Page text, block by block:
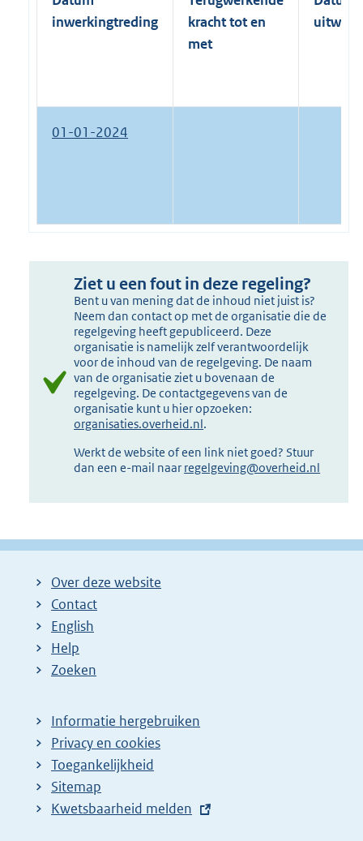
inwerkingtreding
kracht tot en
met
01-01-2024
Ziet u een fout in deze regeling?
Bent u van mening dat de inhoud niet juist is?
Neem dan contact op met de organisatie die de
regelgeving heeft gepubliceerd. Deze
organisatie is namelijk zelf verantwoordelijk
voor de inhoud van de regelgeving. De naam
van de organisatie ziet u bovenaan de
regelgeving. De contactgegevens van de
organisatie kunt u hier opzoeken:
organisaties.overheid.nl.
Werkt de website of een link niet goed? Stuur
dan een e-mail naar regelgeving@overheid.nl
Over deze website
Contact
English
Help
Zoeken
Informatie hergebruiken
Privacy en cookies
Toegankelijkheid
Sitemap
E
Kwetsbaarheid melden